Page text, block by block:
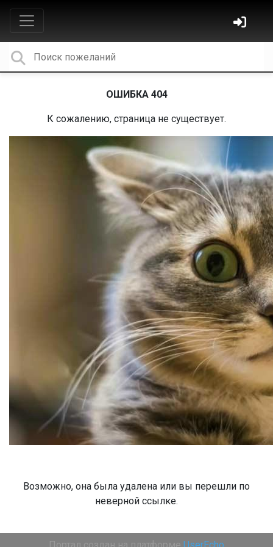
ОШИБКА 404
К сожалению, страница не существует.
Возможно, она была удалена или вы перешли по
неверной ссылке.